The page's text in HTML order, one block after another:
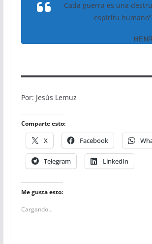
Cada guerra es una
espíritu humano”
Por: Jesús Lemuz
Comparte esto:
X Facebook
Telegram LinkedIn
Me gusta esto:
Cargando...